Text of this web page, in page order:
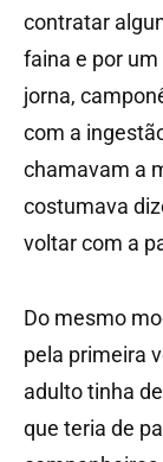
contratar
faina e por
jorna,
com a
chamavam a
costumava
voltar com a
Do mesmo
pela primeira
adulto tinha
que teria de